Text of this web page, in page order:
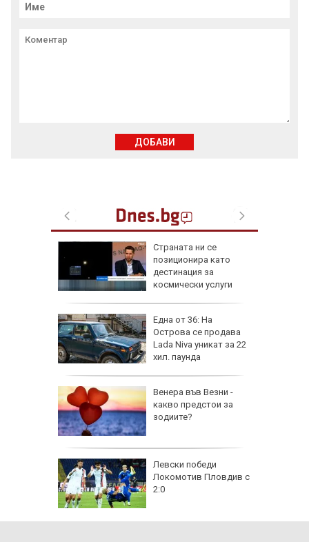
Страната ни се
позиционира като
дестинация за
космически услуги
Една от 36: На
Острова се продава
Lada Niva уникат за 22
хил. паунда
Венера във Везни -
какво предстои за
зодиите?
Левски победи
Локомотив Пловдив с
2:0
ДОБАВИ